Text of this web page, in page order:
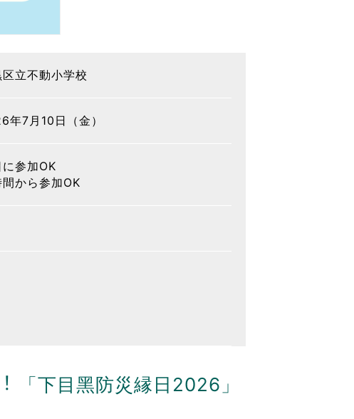
区立不動小学校
年7月10日（金）
に参加OK
から参加OK
「下⽬⿊防災縁⽇2026」